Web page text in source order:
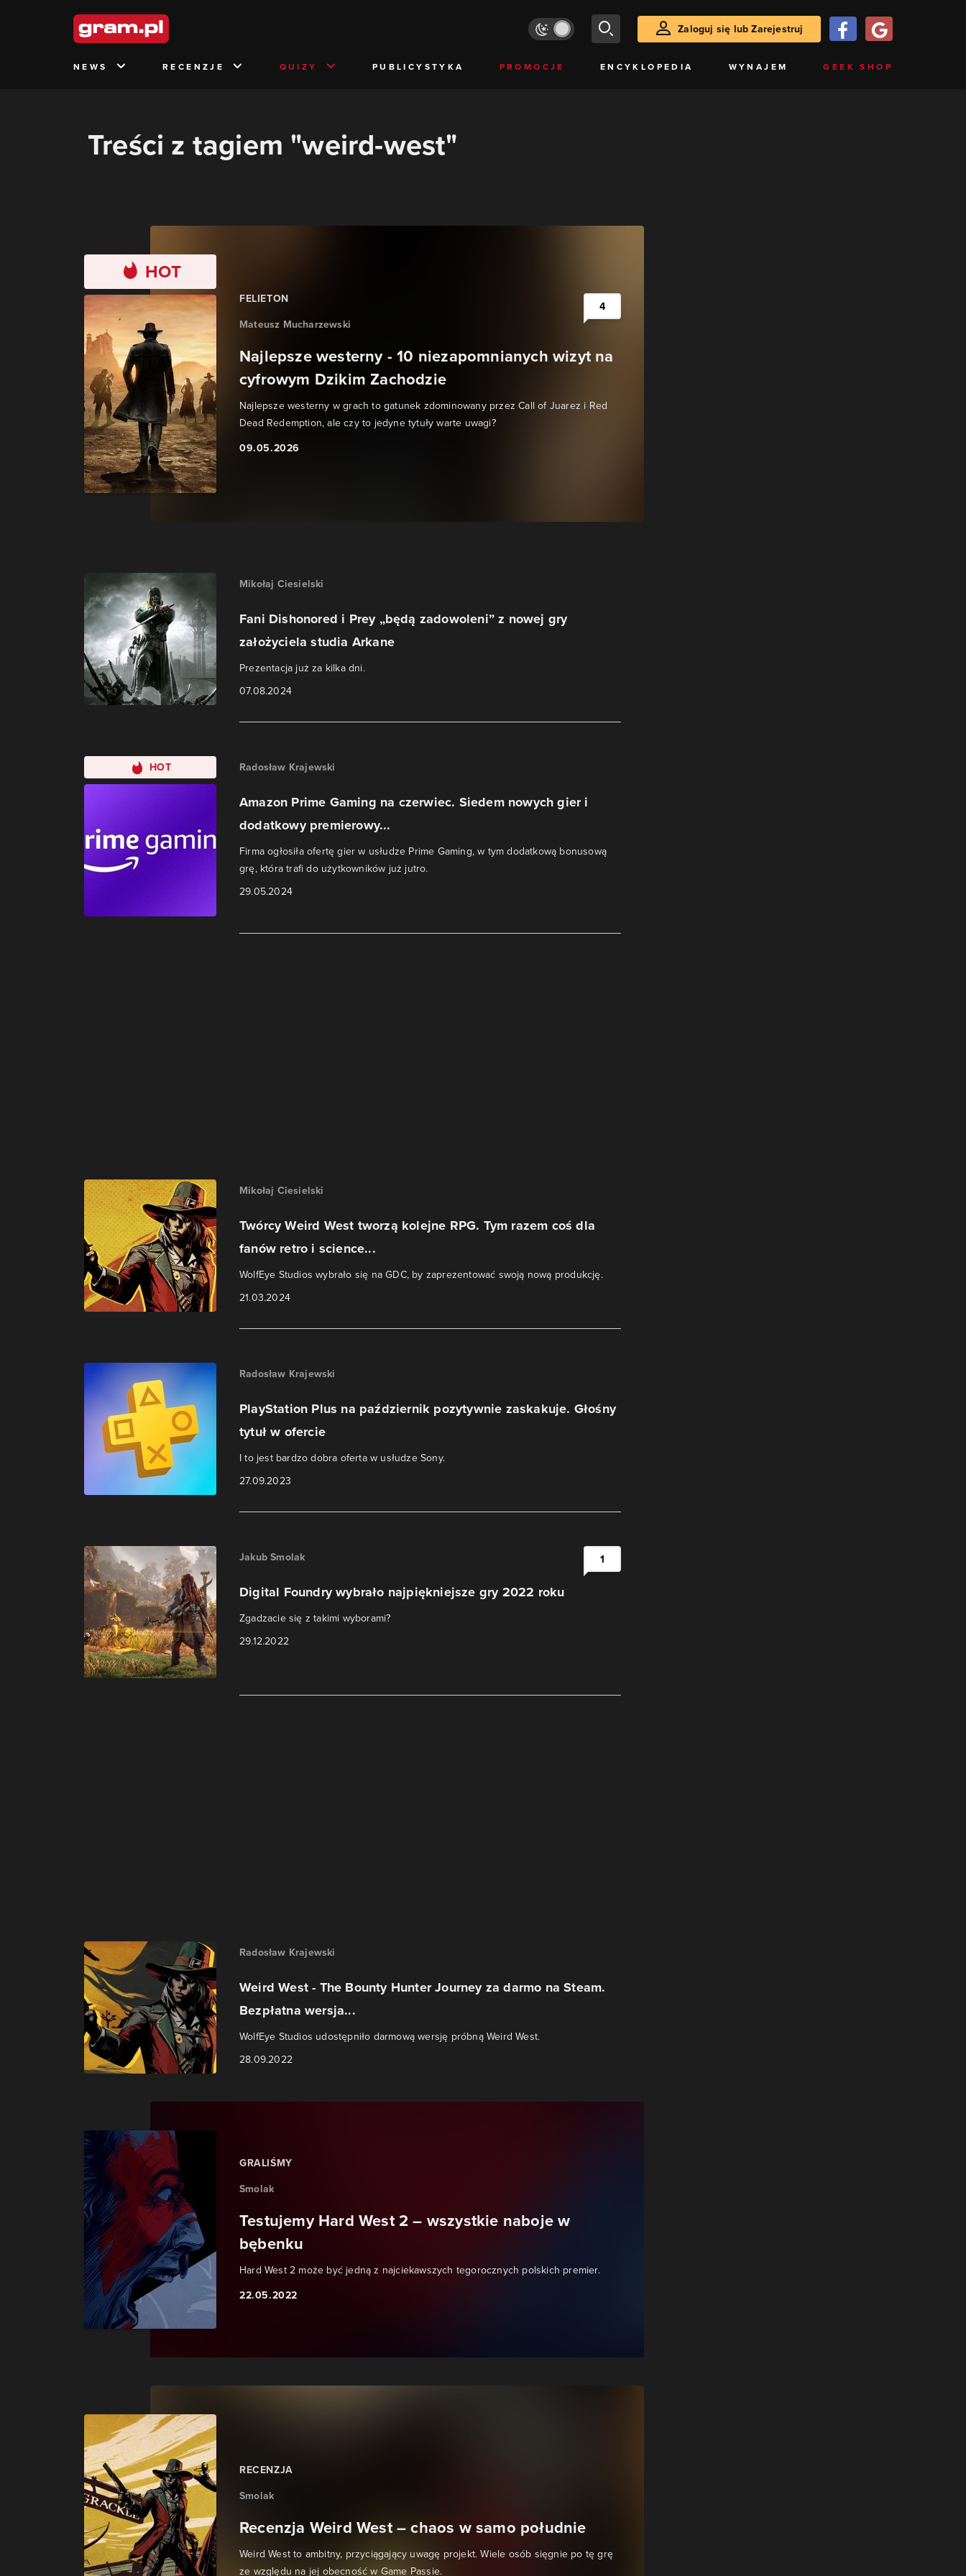
Zaloguj się lub Zarejestruj
NEWS RECENZJE QUIZY PUBLICYSTYKA PROMOCJE ENCYKLOPEDIA WYNAJEM GEEK SHOP
Treści z tagiem "weird-west"
HOT
FELIETON
Mateusz Mucharzewski
Najlepsze westerny - 10 niezapomnianych wizyt na
cyfrowym Dzikim Zachodzie
Najlepsze westerny w grach to gatunek zdominowany przez Call of Juarez i Red
Dead Redemption, ale czy to jedyne tytuły warte uwagi?
09.05.2026
4
Mikołaj Ciesielski
Fani Dishonored i Prey „będą zadowoleni” z nowej gry
założyciela studia Arkane
Prezentacja już za kilka dni.
07.08.2024
HOT Radosław Krajewski
Amazon Prime Gaming na czerwiec. Siedem nowych gier i
dodatkowy premierowy...
Firma ogłosiła ofertę gier w usłudze Prime Gaming, w tym dodatkową bonusową
grę, która trafi do użytkowników już jutro.
29.05.2024
Mikołaj Ciesielski
Twórcy Weird West tworzą kolejne RPG. Tym razem coś dla
fanów retro i science...
WolfEye Studios wybrało się na GDC, by zaprezentować swoją nową produkcję.
21.03.2024
Radosław Krajewski
PlayStation Plus na październik pozytywnie zaskakuje. Głośny
tytuł w ofercie
I to jest bardzo dobra oferta w usłudze Sony.
27.09.2023
Jakub Smolak
Digital Foundry wybrało najpiękniejsze gry 2022 roku
Zgadzacie się z takimi wyborami?
29.12.2022
1
Radosław Krajewski
Weird West - The Bounty Hunter Journey za darmo na Steam.
Bezpłatna wersja...
WolfEye Studios udostępniło darmową wersję próbną Weird West.
28.09.2022
GRALIŚMY
Smolak
Testujemy Hard West 2 – wszystkie naboje w
bębenku
Hard West 2 może być jedną z najciekawszych tegorocznych polskich premier.
22.05.2022
RECENZJA
Smolak
Recenzja Weird West – chaos w samo południe
Weird West to ambitny, przyciągający uwagę projekt. Wiele osób sięgnie po tę grę
ze względu na jej obecność w Game Passie.